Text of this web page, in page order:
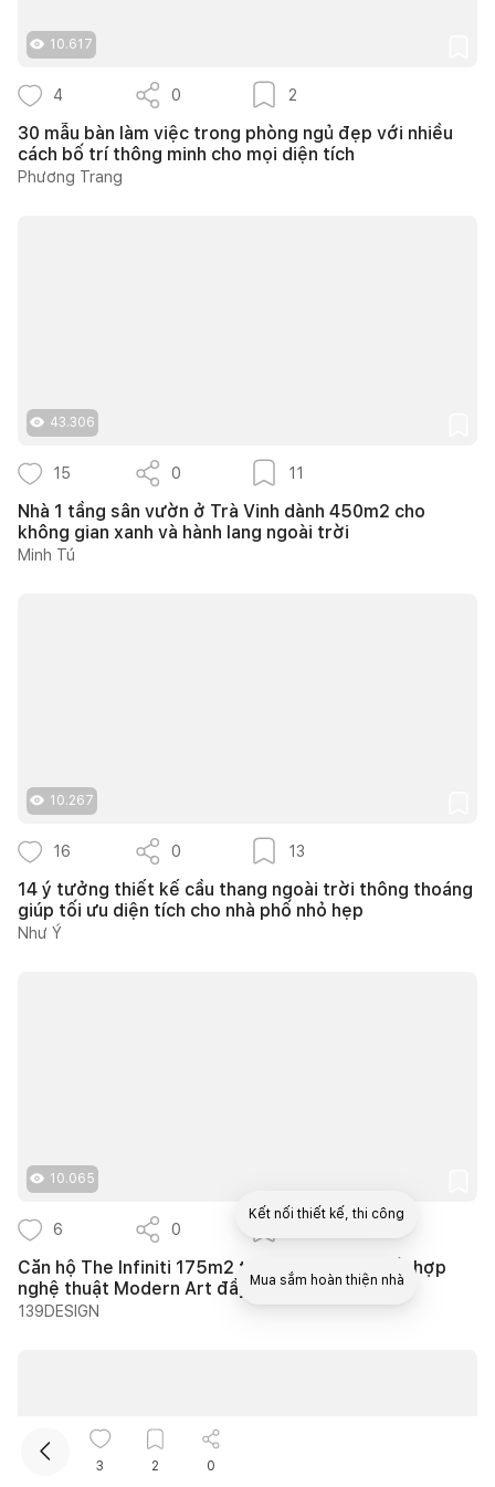
10.617
4 0 2
30 mẫu bàn làm việc trong phòng ngủ đẹp với nhiều
cách bố trí thông minh cho mọi diện tích
Phương Trang
43.306
15 0 11
Nhà 1 tầng sân vườn ở Trà Vinh dành 450m2 cho
không gian xanh và hành lang ngoài trời
Minh Tú
10.267
16 0 13
14 ý tưởng thiết kế cầu thang ngoài trời thông thoáng
giúp tối ưu diện tích cho nhà phố nhỏ hẹp
Như Ý
10.065
6 0
Căn hộ The Infiniti 175m2 thiết kế hiện đại kết hợp
nghệ thuật Modern Art đầy cảm xúc
139DESIGN
3 2 0
Kết nối thiết kế, thi công
Mua sắm hoàn thiện nhà